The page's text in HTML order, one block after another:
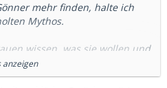
mehr finden, halte ich
Mythos.
wissen, was sie wollen und
wie naive 20-
auch größer
anzeigen